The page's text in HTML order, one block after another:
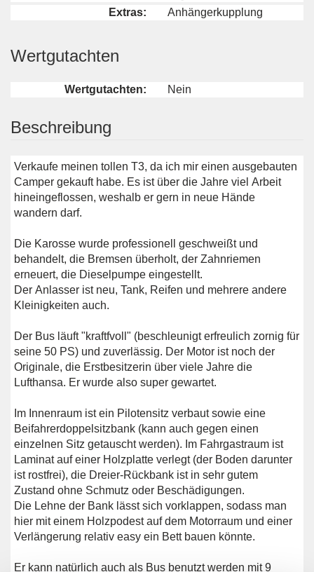
Extras:
Anhängerkupplung
Wertgutachten
Wertgutachten: Nein
Beschreibung
Verkaufe meinen tollen T3, da ich mir einen ausgebauten
Camper gekauft habe. Es ist über die Jahre viel Arbeit
hineingeflossen, weshalb er gern in neue Hände
wandern darf.
Die Karosse wurde professionell geschweißt und
behandelt, die Bremsen überholt, der Zahnriemen
erneuert, die Dieselpumpe eingestellt.
Der Anlasser ist neu, Tank, Reifen und mehrere andere
Kleinigkeiten auch.
Der Bus läuft "kraftfvoll" (beschleunigt erfreulich zornig für
seine 50 PS) und zuverlässig. Der Motor ist noch der
Originale, die Erstbesitzerin über viele Jahre die
Lufthansa. Er wurde also super gewartet.
Im Innenraum ist ein Pilotensitz verbaut sowie eine
Beifahrerdoppelsitzbank (kann auch gegen einen
einzelnen Sitz getauscht werden). Im Fahrgastraum ist
Laminat auf einer Holzplatte verlegt (der Boden darunter
ist rostfrei), die Dreier-Rückbank ist in sehr gutem
Zustand ohne Schmutz oder Beschädigungen.
Die Lehne der Bank lässt sich vorklappen, sodass man
hier mit einem Holzpodest auf dem Motorraum und einer
Verlängerung relativ easy ein Bett bauen könnte.
Er kann natürlich auch als Bus benutzt werden mit 9